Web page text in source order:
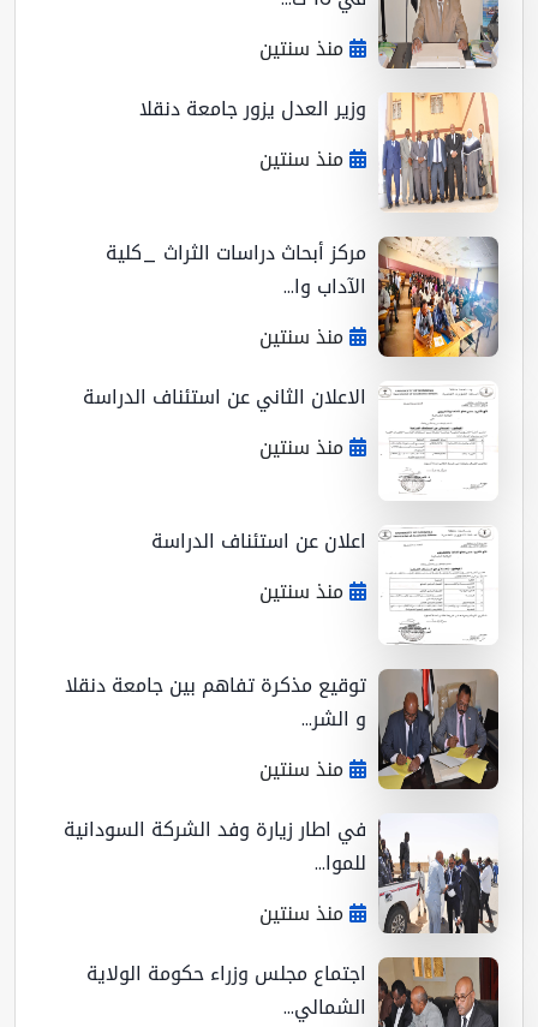
منذ سنتين
وزير العدل يزور جامعة دنقلا
منذ سنتين
مركز أبحاث دراسات الثراث _كلية
الآداب وا...
منذ سنتين
الاعلان الثاني عن استئناف الدراسة
منذ سنتين
اعلان عن استئناف الدراسة
منذ سنتين
توقيع مذكرة تفاهم بين جامعة دنقلا
و الشر...
منذ سنتين
في اطار زيارة وفد الشركة السودانية
للموا...
منذ سنتين
اجتماع مجلس وزراء حكومة الولاية
الشمالي...